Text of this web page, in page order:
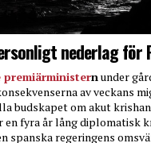
nederlag för
premiärministernunder
av veckans
budskapet om akut
en fyra år lång diplomatisk
spanska regeringens